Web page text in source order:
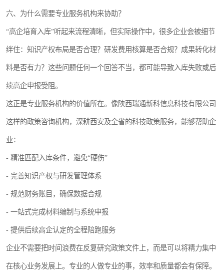
六、为什么需要专业服务机构来协助？
“高企培育入库”听起来流程清晰，但实际操作中，很多企业会被细节
绊住：知识产权布局是否合理？研发费用核算是否合规？成果转化材
料是否有力？这些问题任何一个回答不当，都可能导致入库失败或后
续高企申报受阻。
这正是专业服务机构的价值所在。像陕西瑞通新科信息科技有限公司
这样的政策咨询机构，深耕西安及全省的科技政策服务，能够帮助企
业：
- 精准匹配入库条件，避免“硬伤”
- 完善知识产权与研发管理体系
- 规范财务账目，确保数据合规
- 一站式完成材料编制与系统申报
- 提供后续高企认定的全程陪跑服务
企业不需要把时间浪费在反复研究政策文件上，而是可以将精力集中
在核心业务发展上。专业的人做专业的事，效率和质量都会有保障。